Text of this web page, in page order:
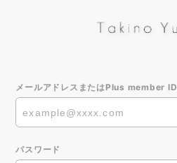
メールアドレスまたはPlus member ID
パスワード